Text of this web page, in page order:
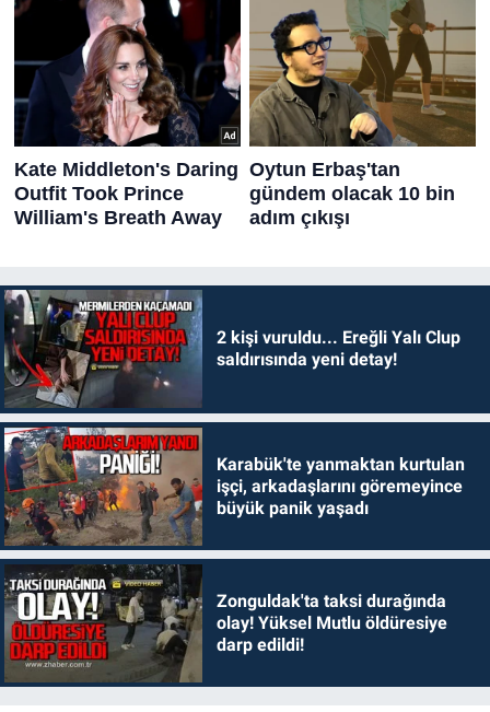
2 kişi vuruldu... Ereğli Yalı Clup
saldırısında yeni detay!
Karabük'te yanmaktan kurtulan
işçi, arkadaşlarını göremeyince
büyük panik yaşadı
Zonguldak'ta taksi durağında
olay! Yüksel Mutlu öldüresiye
darp edildi!